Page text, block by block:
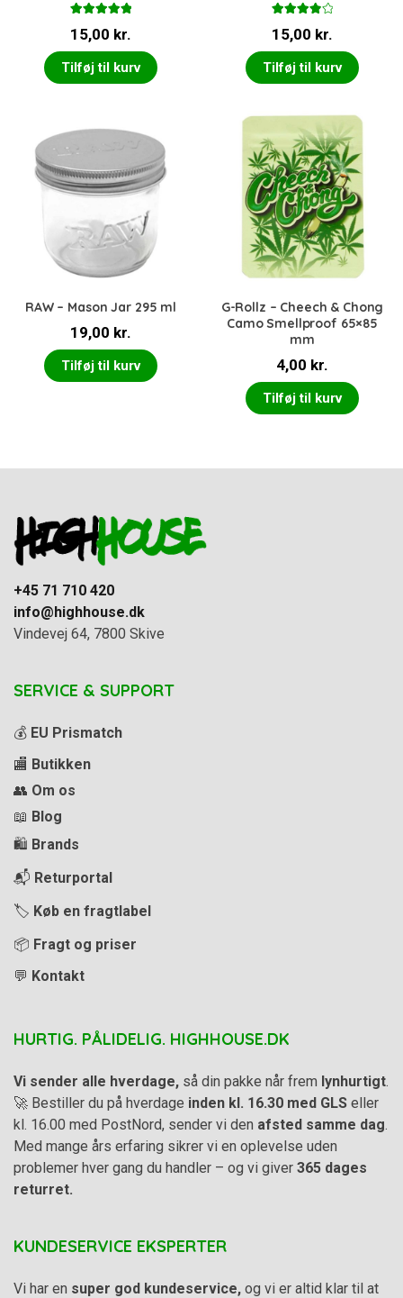
5.00ud af 5
15,00 kr.
Tilføj til kurv
4.00ud
af 5
15,00 kr.
Tilføj til kurv
RAW – Mason Jar 295 ml
19,00 kr.
Tilføj til kurv
G-Rollz – Cheech & Chong
Camo Smellproof 65×85
mm
4,00 kr.
Tilføj til kurv
+45 71 710 420
info@highhouse.dk
Vindevej 64, 7800 Skive
SERVICE & SUPPORT
💰 EU Prismatch
🏬 Butikken
👥 Om os
📖 Blog
🛍️ Brands
📬 Returportal
🏷️ Køb en fragtlabel
📦 Fragt og priser
💬 Kontakt
HURTIG. PÅLIDELIG. HIGHHOUSE.DK
Vi sender alle hverdage, så din pakke når frem lynhurtigt.
🚀 Bestiller du på hverdage inden kl. 16.30 med GLS eller
kl. 16.00 med PostNord, sender vi den afsted samme dag.
Med mange års erfaring sikrer vi en oplevelse uden
problemer hver gang du handler – og vi giver 365 dages
returret.
KUNDESERVICE EKSPERTER
Vi har en super god kundeservice, og vi er altid klar til at